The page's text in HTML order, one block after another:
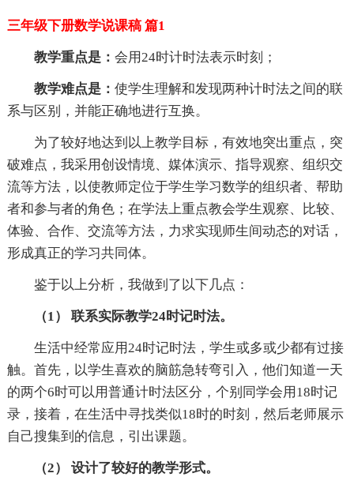
三年级下册数学说课稿 篇1
教学重点是： 会用24时计时法表示时刻；
教学难点是： 使学生理解和发现两种计时法之间的联
系与区别，并能正确地进行互换。
为了较好地达到以上教学目标，有效地突出重点，突
破难点，我采用创设情境、媒体演示、指导观察、组织交
流等方法，以使教师定位于学生学习数学的组织者、帮助
者和参与者的角色；在学法上重点教会学生观察、比较、
体验、合作、交流等方法，力求实现师生间动态的对话，
形成真正的学习共同体。
鉴于以上分析，我做到了以下几点：
（1） 联系实际教学24时记时法。
生活中经常应用24时记时法，学生或多或少都有过接
触。首先，以学生喜欢的脑筋急转弯引入，他们知道一天
的两个6时可以用普通计时法区分，个别同学会用18时记
录，接着，在生活中寻找类似18时的时刻，然后老师展示
自己搜集到的信息，引出课题。
（2） 设计了较好的教学形式。